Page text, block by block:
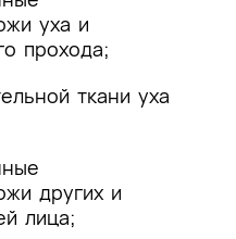
уха и
прохода;
ткани уха
других и
лица;